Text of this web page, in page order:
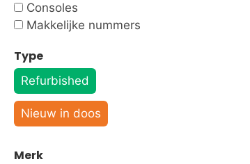
Consoles
Makkelijke nummers
Type
Refurbished
Nieuw in doos
Merk